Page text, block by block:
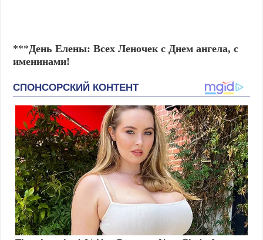
***День Елены: Всех Леночек с Днем ангела, с
именинами!